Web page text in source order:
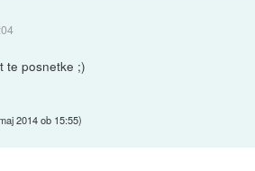
te posnetke ;)
2014 ob 15:55)